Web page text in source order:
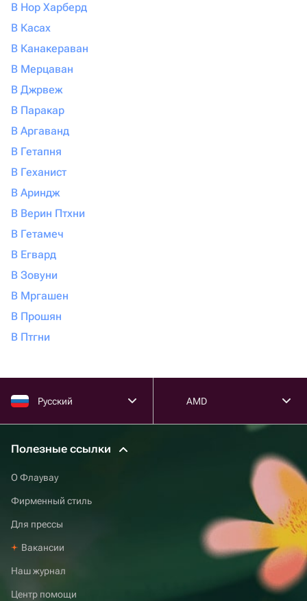
В Нор Харберд
В Касах
В Канакераван
В Мерцаван
В Джрвеж
В Паракар
В Аргаванд
В Гетапня
В Геханист
В Ариндж
В Верин Птхни
В Гетамеч
В Егвард
В Зовуни
В Мргашен
В Прошян
В Птгни
Русский AMD
Полезные ссылки
О Флаувау
Фирменный стиль
Для прессы
Вакансии
Наш журнал
Центр помощи